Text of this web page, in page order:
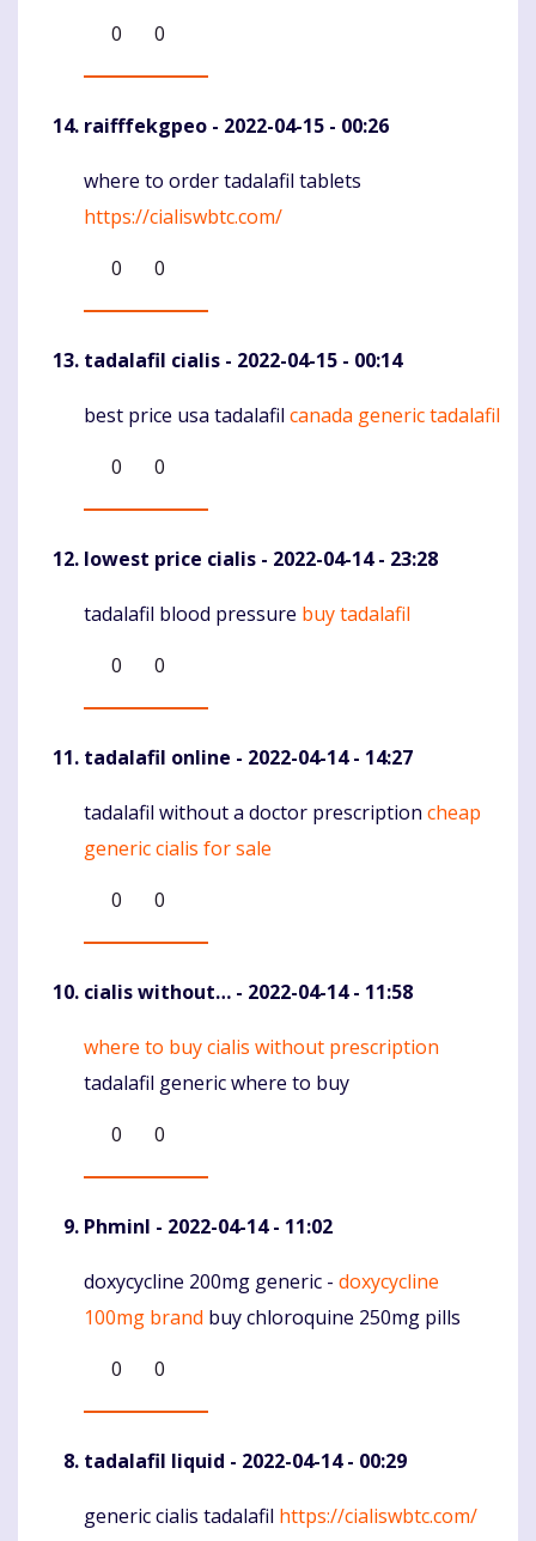
0
0
raifffekgpeo - 2022-04-15 - 00:26
Komentaras
where to order tadalafil tablets
https://cialiswbtc.com/
0
0
tadalafil cialis - 2022-04-15 - 00:14
Komentaras
best price usa tadalafil canada generic tadalafil
0
0
lowest price cialis - 2022-04-14 - 23:28
Komentaras
tadalafil blood pressure buy tadalafil
0
0
tadalafil online - 2022-04-14 - 14:27
Komentaras
tadalafil without a doctor prescription cheap
generic cialis for sale
0
0
cialis without… - 2022-04-14 - 11:58
Komentaras
where to buy cialis without prescription
tadalafil generic where to buy
0
0
Phminl - 2022-04-14 - 11:02
Komentaras
doxycycline 200mg generic - doxycycline
100mg brand buy chloroquine 250mg pills
0
0
tadalafil liquid - 2022-04-14 - 00:29
Komentaras
generic cialis tadalafil https://cialiswbtc.com/